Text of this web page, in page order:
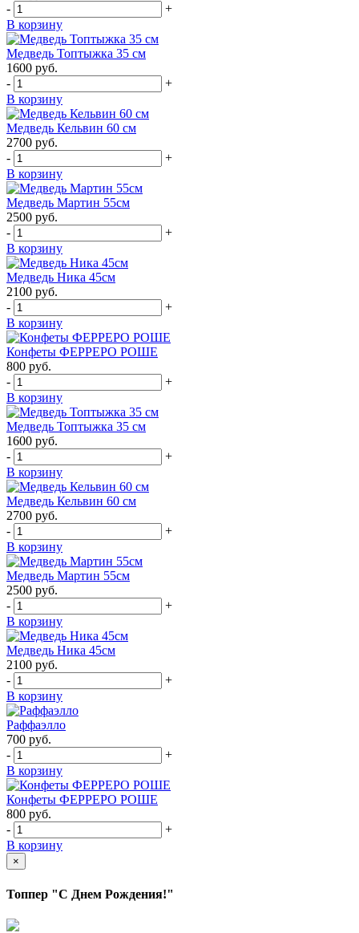
-
+
В корзину
Медведь Топтыжка 35 см
1600 руб.
-
+
В корзину
Медведь Кельвин 60 см
2700 руб.
-
+
В корзину
Медведь Мартин 55см
2500 руб.
-
+
В корзину
Медведь Ника 45см
2100 руб.
-
+
В корзину
Конфеты ФЕРРЕРО РОШЕ
800 руб.
-
+
В корзину
Медведь Топтыжка 35 см
1600 руб.
-
+
В корзину
Медведь Кельвин 60 см
2700 руб.
-
+
В корзину
Медведь Мартин 55см
2500 руб.
-
+
В корзину
Медведь Ника 45см
2100 руб.
-
+
В корзину
Раффаэлло
700 руб.
-
+
В корзину
Конфеты ФЕРРЕРО РОШЕ
800 руб.
-
+
В корзину
×
Топпер "С Днем Рождения!"